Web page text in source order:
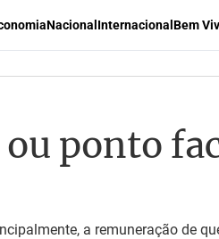
Nacional Internacional Bem
ponto
a remuneração de